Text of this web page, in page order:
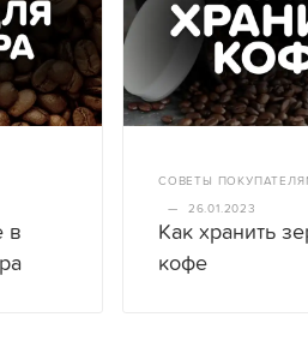
в
СОВЕТЫ
— 26.01.2023
Как хранить
кофе